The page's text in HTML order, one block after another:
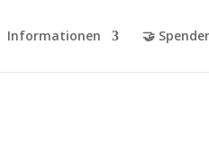
Informationen 🤝